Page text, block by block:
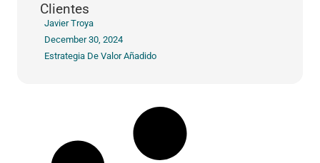
Clientes
Javier Troya
December 30, 2024
Estrategia De Valor Añadido